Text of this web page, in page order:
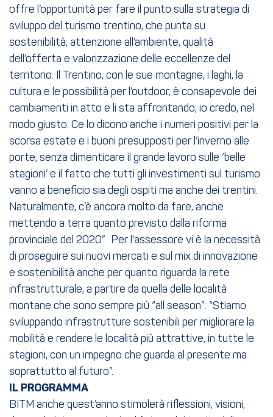
offre l’opportunità per fare il punto sulla strategia di
sviluppo del turismo trentino, che punta su
sostenibilità, attenzione all’ambiente, qualità
dell’offerta e valorizzazione delle eccellenze del
territorio. Il Trentino, con le sue montagne, i laghi, la
cultura e le possibilità per l’outdoor, è consapevole dei
cambiamenti in atto e li sta affrontando, io credo, nel
modo giusto. Ce lo dicono anche i numeri positivi per la
scorsa estate e i buoni presupposti per l’inverno alle
porte, senza dimenticare il grande lavoro sulle ‘belle
stagioni’ e il fatto che tutti gli investimenti sul turismo
vanno a beneficio sia degli ospiti ma anche dei trentini.
Naturalmente, c’è ancora molto da fare, anche
mettendo a terra quanto previsto dalla riforma
provinciale del 2020”. Per l'assessore vi è la necessità
di proseguire sui nuovi mercati e sul mix di innovazione
e sostenibilità anche per quanto riguarda la rete
infrastrutturale, a partire da quella delle località
montane che sono sempre più “all season”: “Stiamo
sviluppando infrastrutture sostenibili per migliorare la
mobilità e rendere le località più attrattive, in tutte le
stagioni, con un impegno che guarda al presente ma
soprattutto al futuro”.
IL PROGRAMMA
BITM anche quest’anno stimolerà riflessioni, visioni,